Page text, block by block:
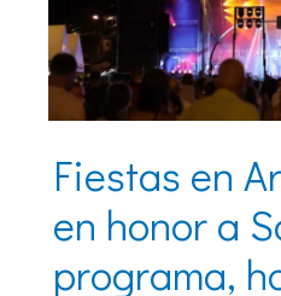
Fiestas en
en honor a
programa,